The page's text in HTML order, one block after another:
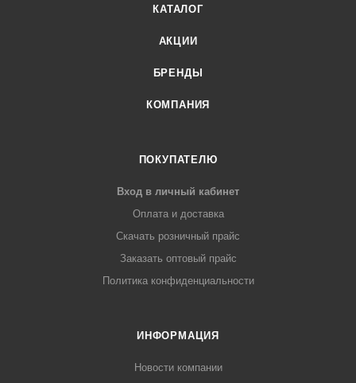
КАТАЛОГ
АКЦИИ
БРЕНДЫ
КОМПАНИЯ
ПОКУПАТЕЛЮ
Вход в личный кабинет
Оплата и доставка
Скачать розничный прайс
Заказать оптовый прайс
Политика конфиденциальности
ИНФОРМАЦИЯ
Новости компании